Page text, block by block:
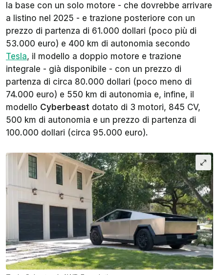
la base con un solo motore - che dovrebbe arrivare
a listino nel 2025 - e trazione posteriore con un
prezzo di partenza di 61.000 dollari (poco più di
53.000 euro) e 400 km di autonomia secondo
Tesla, il modello a doppio motore e trazione
integrale - già disponibile - con un prezzo di
partenza di circa 80.000 dollari (poco meno di
74.000 euro) e 550 km di autonomia e, infine, il
modello Cyberbeast dotato di 3 motori, 845 CV,
500 km di autonomia e un prezzo di partenza di
100.000 dollari (circa 95.000 euro).